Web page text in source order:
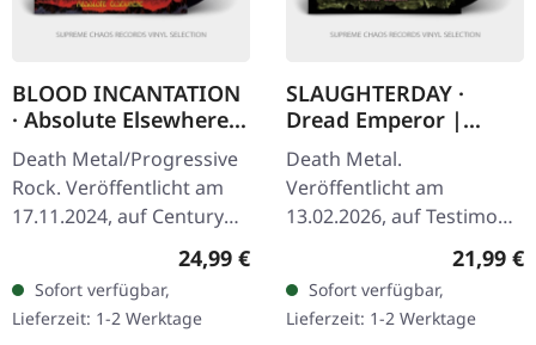
BLOOD INCANTATION
· Absolute Elsewhere |
BLACK LP
Death Metal/Progressive
Rock. Veröffentlicht am
17.11.2024, auf Century
Schwarzes Vinyl im
Gatefold-Cover. Blood
Incantations…
Regulärer Preis:
24,99 €
Sofort verfügbar,
Lieferzeit: 1-2 Werktage
SLAUGHTERDAY ·
Dread Emperor |
BLACK LP
Death Metal.
Veröffentlicht am
13.02.2026, auf Testimony
Records. Schwarzes Vinyl
im Standard-Cover mit
Insert. Slaughterday
entfesseln mit „Dread…
21,99 €
Sofort verfügbar,
Lieferzeit: 1-2 Werktage